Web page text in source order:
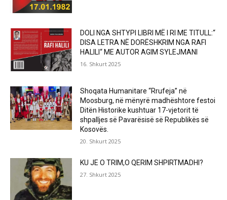
DOLI NGA SHTYPI LIBRI MË I RI ME TITULL:“
DISA LETRA NË DORËSHKRIM NGA RAFI
HALILI“ ME AUTOR AGIM SYLEJMANI
16. Shkurt 2025
Shoqata Humanitare “Rrufeja” në
Moosburg, në mënyrë madhështore festoi
Ditën Historike kushtuar 17-vjetorit të
shpalljes së Pavarësisë së Republikës së
Kosovës.
20. Shkurt 2025
KU JE O TRIM,O QERIM SHPIRTMADHI?
27. Shkurt 2025